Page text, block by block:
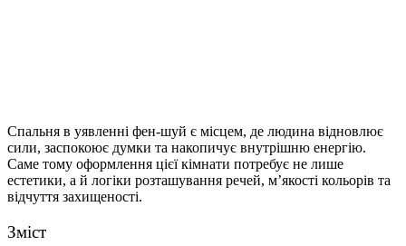
Спальня в уявленні фен-шуй є місцем, де людина відновлює
сили, заспокоює думки та накопичує внутрішню енергію.
Саме тому оформлення цієї кімнати потребує не лише
естетики, а й логіки розташування речей, м’якості кольорів та
відчуття захищеності.
Зміст